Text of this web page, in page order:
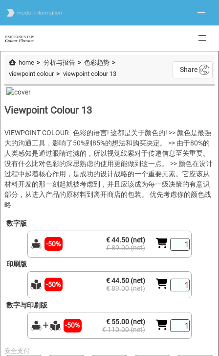
home 分析与报告
色彩趋势
viewpoint colour
viewpoint colour 13
Share
Viewpoint Colour 13
VIEWPOINT COLOUR--色彩的语言! 这都是关于颜色的! >> 颜色是最强
大的沟通工具，影响了50%到85%的想法和购买决定。 >> 由于80%的
人类感知是通过眼睛过滤的，所以视觉线索对于传递信息至关重要。
没有什么比对色彩的深思熟虑的使用更能做到这一点。 >> 颜色在设计
过程中起着核心作用，是成功的设计战略的一个重要元素。它应该从
材料开发的那一刻起就被考虑到，并且应该成为每一级决策的有意识
部分，从进入产品的原材料到离开商店的包装。 优先考虑你的颜色战
略
数字版
-50%
€ 44.50 (net)
€ 89.00 (net)
印刷版
-50%
€ 44.50 (net)
€ 89.00 (net)
数字与印刷版
-50%
€ 55.00 (net)
€ 110.00 (net)
安全支付